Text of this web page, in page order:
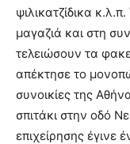
ψιλικατζίδικα
μαγαζιά και στη
τελειώσουν τα
απέκτησε το
συνοικίες της
σπιτάκι στην οδό
επιχείρησης